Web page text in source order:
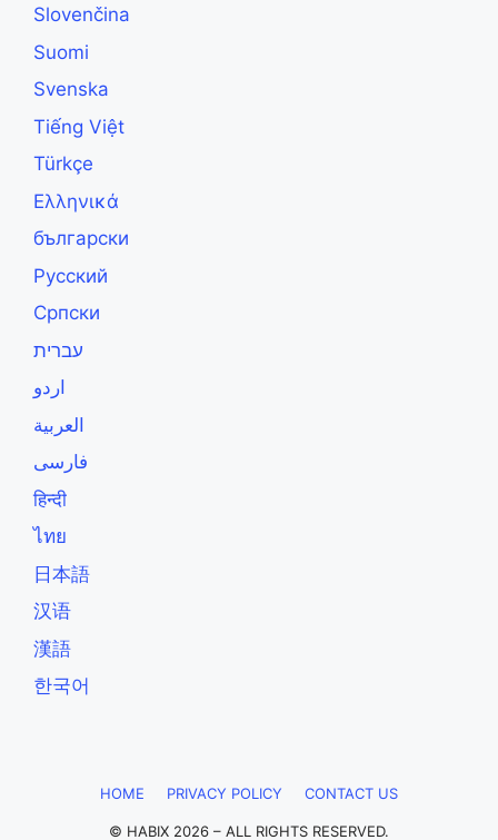
Slovenčina
Suomi
Svenska
Tiếng Việt
Türkçe
Ελληνικά
български
Русский
Српски
עברית
اردو
العربية
فارسی
हिन्दी
ไทย
日本語
汉语
漢語
한국어
HOME PRIVACY POLICY CONTACT US
© HABIX 2026 – ALL RIGHTS RESERVED.